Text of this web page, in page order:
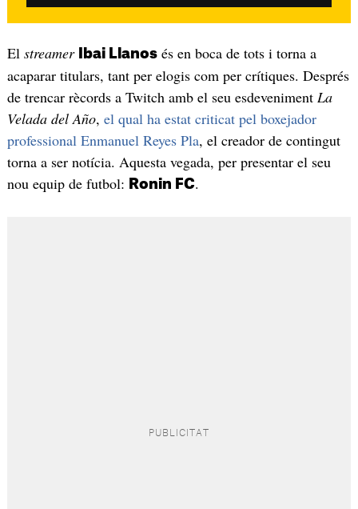
El streamer Ibai Llanosés en boca de tots i torna a
acaparar titulars, tant per elogis com per crítiques. Després
de trencar rècords a Twitch amb el seu esdeveniment La
Velada del Año, el qual ha estat criticat pel boxejador
professional Enmanuel Reyes Pla, el creador de contingut
torna a ser notícia. Aquesta vegada, per presentar el seu
nou equip de futbol: Ronin FC.